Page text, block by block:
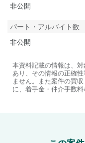
非公開
パート・アルバイト数
非公開
本資料記載の情報は、
あり、その情報の正確
ません。また案件の買
に、着手金・仲介手数料